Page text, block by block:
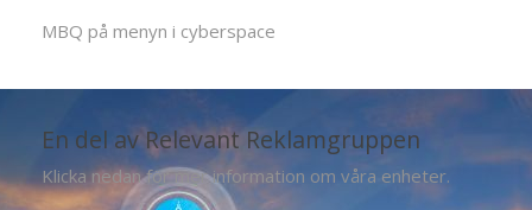
MBQ på menyn i cyberspace
En del av Relevant Reklamgruppen
Klicka nedan för mer information om våra enheter.